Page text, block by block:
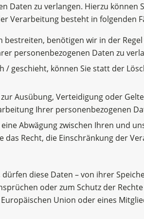
Daten zu verlangen. Hierzu können
Verarbeitung besteht in folgenden
benötigen wir in der
personenbezogenen Daten zu
geschieht, können Sie statt der
Ausübung, Verteidigung oder
Ihrer personenbezogenen
Abwägung zwischen Ihren und
Recht, die Einschränkung der
diese Daten – von ihrer
oder zum Schutz der
Union oder eines